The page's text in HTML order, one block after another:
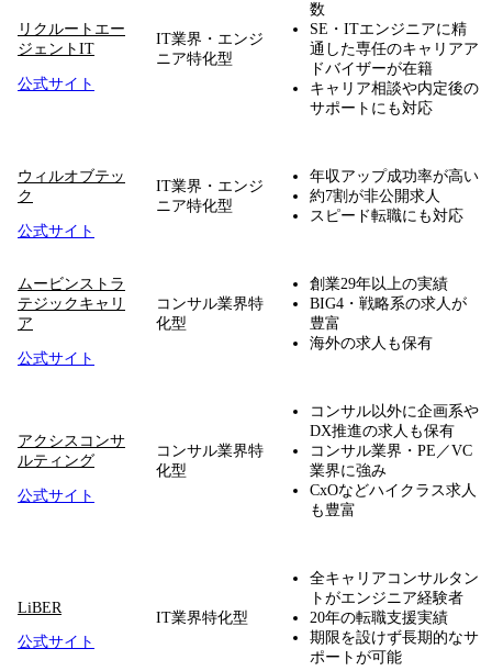
リクルートエー
ジェントIT
公式サイト
IT業界・エンジ
ニア特化型
数
SE・ITエンジニアに精
通した専任のキャリアア
ドバイザーが在籍
キャリア相談や内定後の
サポートにも対応
ウィルオブテッ
ク
公式サイト
IT業界・エンジ
ニア特化型
年収アップ成功率が高い
約7割が非公開求人
スピード転職にも対応
ムービンストラ
テジックキャリ
ア
公式サイト
コンサル業界特
化型
創業29年以上の実績
BIG4・戦略系の求人が
豊富
海外の求人も保有
アクシスコンサ
ルティング
公式サイト
コンサル業界特
化型
コンサル以外に企画系や
DX推進の求人も保有
コンサル業界・PE／VC
業界に強み
CxOなどハイクラス求人
も豊富
LiBER
公式サイト
IT業界特化型
全キャリアコンサルタン
トがエンジニア経験者
20年の転職支援実績
期限を設けず長期的なサ
ポートが可能